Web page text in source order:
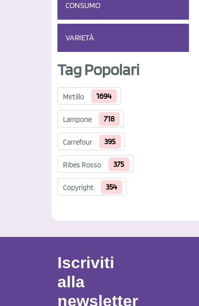
CONSUMO
VARIETÀ
Tag Popolari
Mirtillo 1694
Lampone 718
Carrefour 395
Ribes Rosso 375
Copyright 354
Iscriviti
alla
newsletter